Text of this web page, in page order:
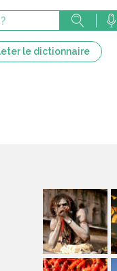
le dictionnaire